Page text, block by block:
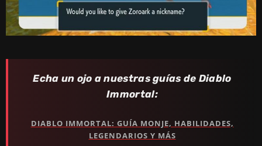
Echa un ojo a nuestras guías de Diablo
Immortal:
DIABLO IMMORTAL: GUÍA MONJE, HABILIDADES,
LEGENDARIOS Y MÁS